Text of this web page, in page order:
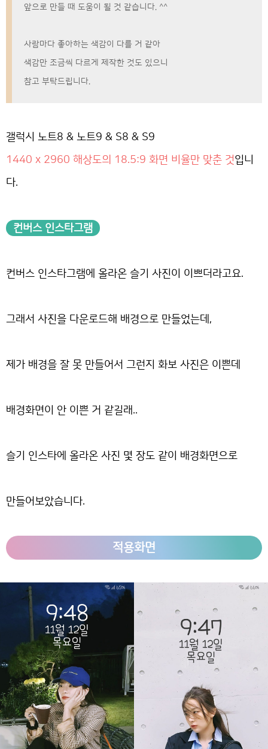
앞으로 만들 때 도움이 될 것 같습니다. ^^
사람마다 좋아하는 색감이 다를 거 같아
색감만 조금씩 다르게 제작한 것도 있으니
참고 부탁드립니다.
갤럭시 노트8 & 노트9 & S8 & S9
1440 x 2960 해상도의 18.5:9 화면 비율만 맞춘 것입니
다.
컨버스 인스타그램
컨버스 인스타그램에 올라온 슬기 사진이 이쁘더라고요.
그래서 사진을 다운로드해 배경으로 만들었는데,
제가 배경을 잘 못 만들어서 그런지 화보 사진은 이쁜데
배경화면이 안 이쁜 거 같길래..
슬기 인스타에 올라온 사진 몇 장도 같이 배경화면으로
만들어보았습니다.
적용화면